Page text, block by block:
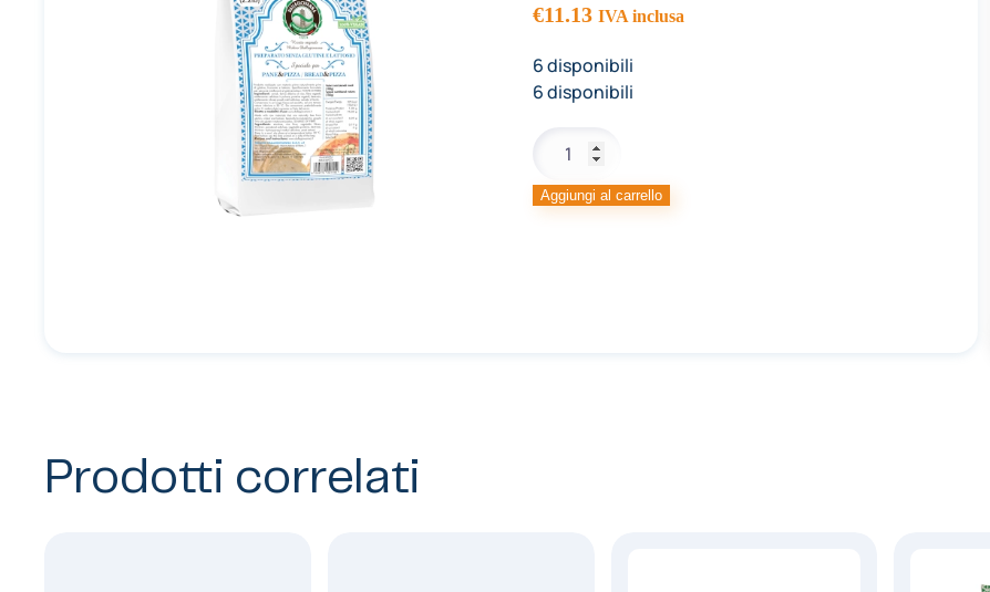
€11.13 IVA inclusa
6 disponibili
6 disponibili
BREAD
AND
Aggiungi al carrello
Prodotti correlati